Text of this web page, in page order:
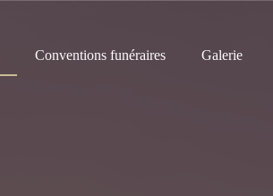
Conventions funéraires Galerie